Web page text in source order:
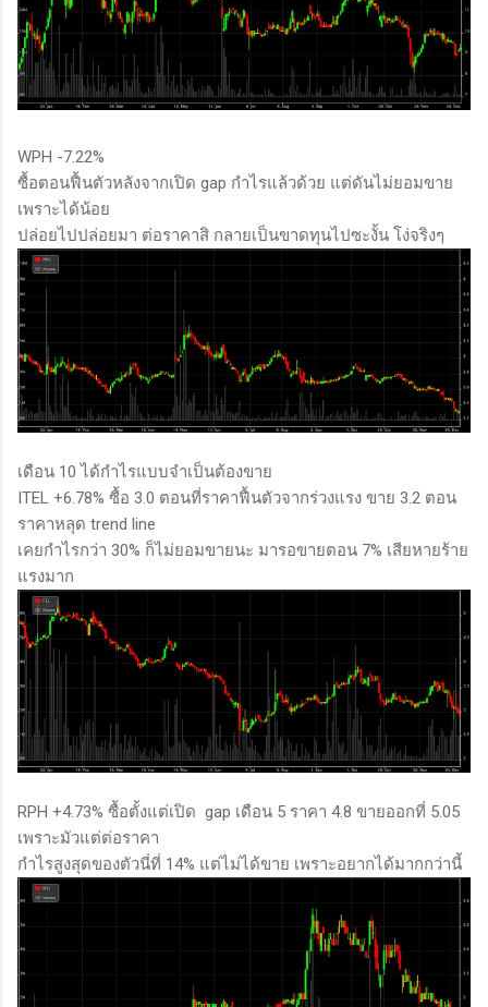
WPH -7.22%
ซื้อตอนฟื้นตัวหลังจากเปิด gap กำไรแล้วด้วย แต่ดันไม่ยอมขาย
เพราะได้น้อย
ปล่อยไปปล่อยมา ต่อราคาสิ กลายเป็นขาดทุนไปซะงั้น โง่จริงๆ
เดือน 10 ได้กำไรแบบจำเป็นต้องขาย
ITEL +6.78% ซื้อ 3.0 ตอนที่ราคาฟื้นตัวจากร่วงแรง ขาย 3.2 ตอน
ราคาหลุด trend line
เคยกำไรกว่า 30% ก็ไม่ยอมขายนะ มารอขายตอน 7% เสียหายร้าย
แรงมาก
RPH +4.73% ซื้อตั้งแต่เปิด gap เดือน 5 ราคา 4.8 ขายออกที่ 5.05
เพราะมัวแต่ต่อราคา
กำไรสูงสุดของตัวนี่ที่ 14% แต่ไม่ได้ขาย เพราะอยากได้มากกว่านี้